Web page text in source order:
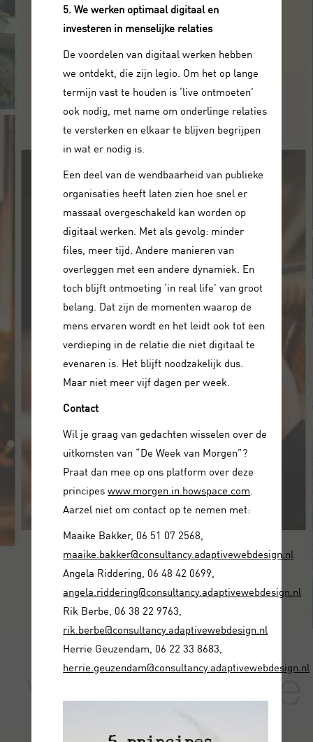
5. We werken optimaal digitaal en
investeren in menselijke relaties
De voordelen van digitaal werken hebben
we ontdekt, die zijn legio. Om het op lange
termijn vast te houden is ‘live ontmoeten’
ook nodig, met name om onderlinge relaties
te versterken en elkaar te blijven begrijpen
in wat er nodig is.
Een deel van de wendbaarheid van publieke
organisaties heeft laten zien hoe snel er
massaal overgeschakeld kan worden op
digitaal werken. Met als gevolg: minder
files, meer tijd. Andere manieren van
overleggen met een andere dynamiek. En
toch blijft ontmoeting ‘in real life’ van groot
belang. Dat zijn de momenten waarop de
mens ervaren wordt en het leidt ook tot een
verdieping in de relatie die niet digitaal te
evenaren is. Het blijft noodzakelijk dus.
Maar niet meer vijf dagen per week.
Contact
Wil je graag van gedachten wisselen over de
uitkomsten van “De Week van Morgen”?
Praat dan mee op ons platform over deze
principeswww.morgen.in.howspace.com.
Aarzel niet om contact op te nemen met:
Maaike Bakker, 06 51 07 2568,
maaike.bakker@consultancy.adaptivewebdesign.nl
Angela Riddering, 06 48 42 0699,
angela.riddering@consultancy.adaptivewebdesign.nl
Rik Berbe, 06 38 22 9763,
rik.berbe@consultancy.adaptivewebdesign.nl
Herrie Geuzendam, 06 22 33 8683,
herrie.geuzendam@consultancy.adaptivewebdesign.nl